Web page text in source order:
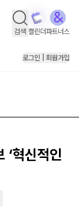
검색 캘린더파트너스
로그인 | 회원가입
‘혁신적인